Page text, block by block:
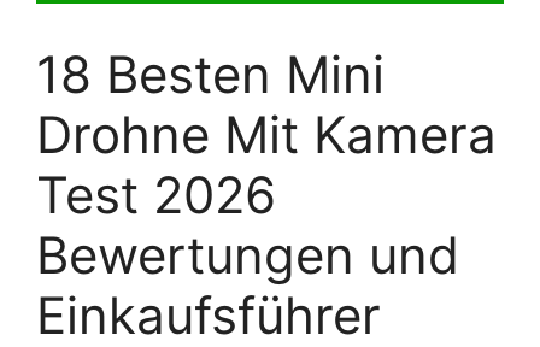
18 Besten Mini
Drohne Mit Kamera
Test 2026
Bewertungen und
Einkaufsführer